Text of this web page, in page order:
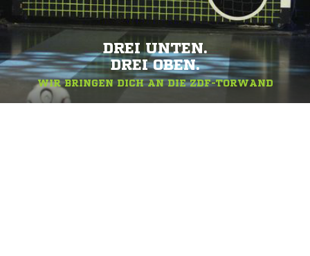
DREI UNTEN.
DREI OBEN.
WIR BRINGEN DICH AN DIE ZDF-TORWAND